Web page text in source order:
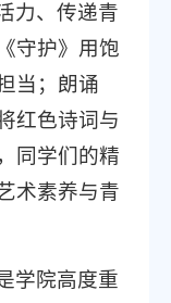
力、传递青
守护》用饱
当；朗诵
红色诗词与
同学们的精
术素养与青
学院高度重